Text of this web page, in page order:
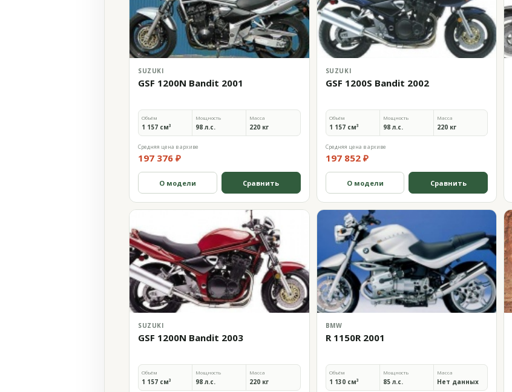
SUZUKI
GSF 1200N Bandit 2001
Объём
1 157 см³
Мощность
98 л.с.
Масса
220 кг
Средняя цена в архиве
197 376 ₽
О модели Сравнить
SUZUKI
GSF 1200S Bandit 2002
Объём
1 157 см³
Мощность
98 л.с.
Масса
220 кг
Средняя цена в архиве
197 852 ₽
О модели Сравнить
SUZUKI
GSF 1200N Bandit 2003
Объём
1 157 см³
Мощность
98 л.с.
Масса
220 кг
BMW
R 1150R 2001
Объём
1 130 см³
Мощность
85 л.с.
Масса
Нет данных